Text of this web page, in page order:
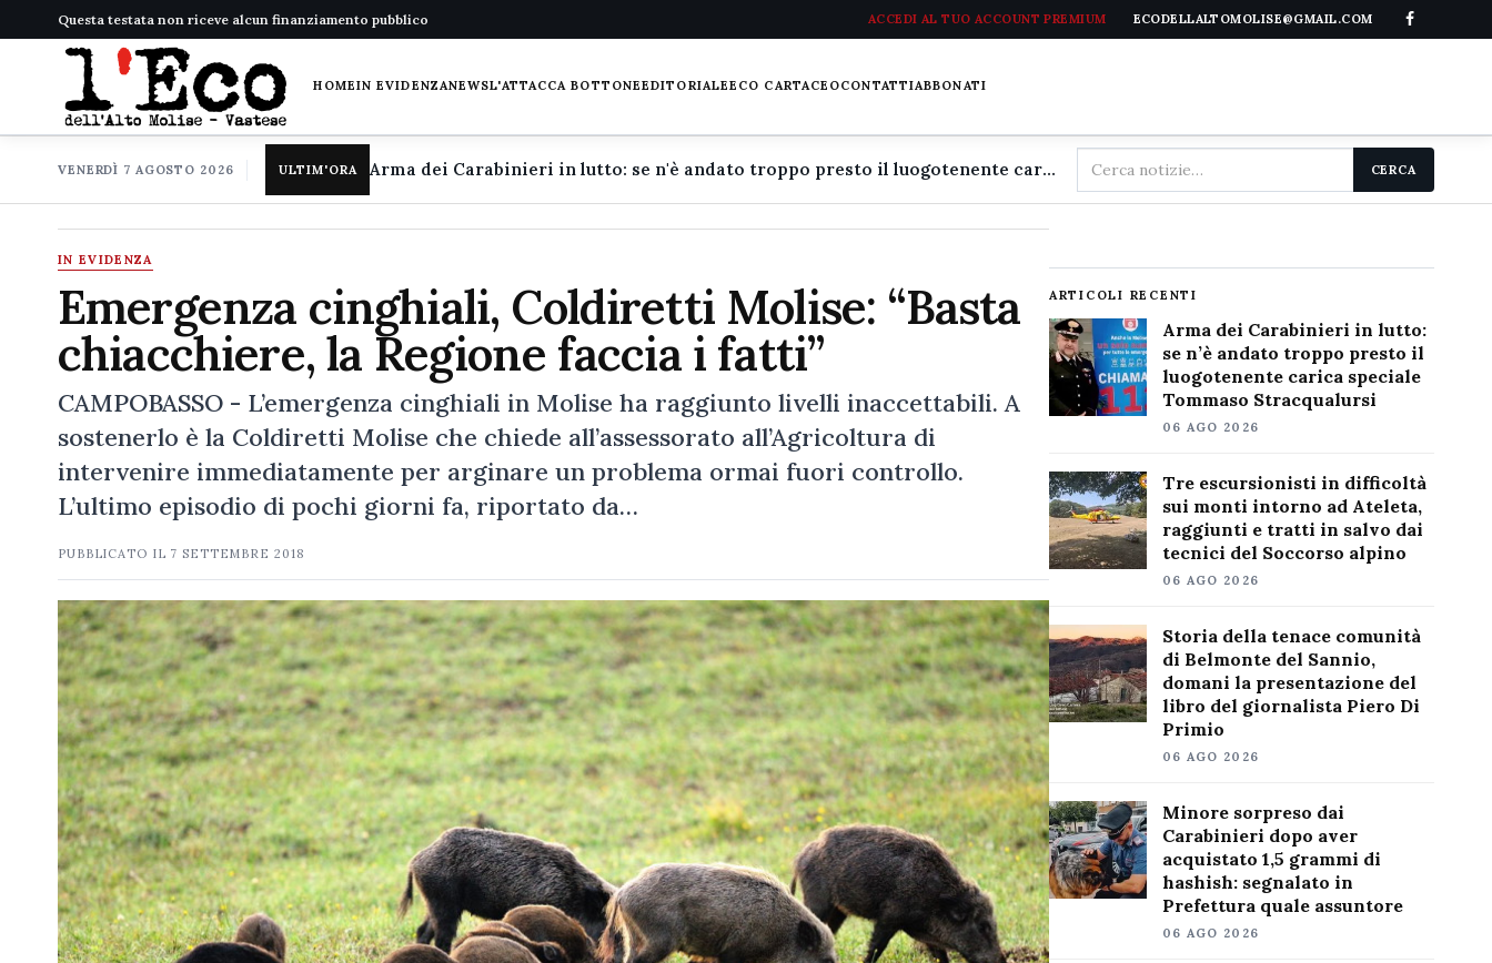
Questa testata non riceve alcun finanziamento pubblico ACCEDI AL TUO ACCOUNT PREMIUM ECODELLALTOMOLISE@GMAIL.COM
HOMEIN EVIDENZANEWSL'ATTACCA BOTTONEEDITORIALEECO CARTACEOCONTATTIABBONATI
VENERDÌ 7 AGOSTO 2026 ULTIM'ORA Arma dei Carabinieri in lutto: se n'è andato troppo presto il luogotenente carica speciale Tommaso Stracqualursi
Cerca
nel
CERCA
IN EVIDENZA
Emergenza cinghiali, Coldiretti Molise: “Basta
chiacchiere, la Regione faccia i fatti”
CAMPOBASSO - L’emergenza cinghiali in Molise ha raggiunto livelli inaccettabili. A
sostenerlo è la Coldiretti Molise che chiede all’assessorato all’Agricoltura di
intervenire immediatamente per arginare un problema ormai fuori controllo.
L’ultimo episodio di pochi giorni fa, riportato da…
PUBBLICATO IL 7 SETTEMBRE 2018
ARTICOLI RECENTI
Arma dei Carabinieri in lutto:
se n’è andato troppo presto il
luogotenente carica speciale
Tommaso Stracqualursi
06 AGO 2026
Tre escursionisti in difficoltà
sui monti intorno ad Ateleta,
raggiunti e tratti in salvo dai
tecnici del Soccorso alpino
06 AGO 2026
Storia della tenace comunità
di Belmonte del Sannio,
domani la presentazione del
libro del giornalista Piero Di
Primio
06 AGO 2026
Minore sorpreso dai
Carabinieri dopo aver
acquistato 1,5 grammi di
hashish: segnalato in
Prefettura quale assuntore
06 AGO 2026